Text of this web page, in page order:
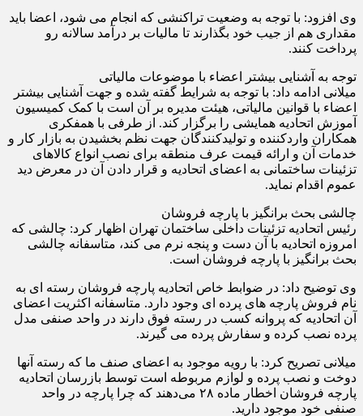
وی افزود: با توجه به وضعیت تراکنشی که انجام می شود، اعضا باید
مقداری هم از جیب خود بگذارند تا مالیات بر درآمد سالانه رو
پرداخت کنند.
توجه به آشنایی بیشتر اعضاء با موضوعات مالیاتی
میلانی ادامه داد: با توجه به شرایط گفته شده و جهت آشنایی بیشتر
اعضاء با قوانین مالیاتی، هیئت مدیره بر آن است با کمک کمیسیون
آموزش اتحادیه همایشی را برگزار کند. از طرفی با همفکری
همکاران واردکننده ‌و تولیدکنندگان جهت نظم بخشیدن به بازار کار ‌و
خدمات آن و ارائه قیمت عرف منطقه برای نصب انواع کالاهای
تزئینات ساختمانی به اعضای اتحادیه و قرار دادن آن در معرض دید
عموم اقدام نماید.
چالشی بحث برانگیز با پارچه فروشان
رئیس اتحادیه تزئینات داخلی ساختمان تهران اظهار کرد: چالشی که
امروزه اتحادیه با آن دست و پنجه نرم می کند، متاسفانه چالشی
بحث برانگیز با پارچه فروشان است.
وی توضیح داد: در ضوابط خاص اتحادیه پارچه فروشان رسته ای به
نام فروش پارچه های پرده ای وجود دارد. متاسفانه اکثریت اعضای
آن اتحادیه که پروانه کسب در رسته فوق دارند در واحد صنفی مدل
پرده نصب کرده و سفارش پرده می گیرند.
میلانی تصریح کرد: با رویه موجود به اعضای صنف ما که رسته آنها
دوخت و نصب پرده و لوازم مربوطه است توسط بازرسان اتحادیه
پارچه فروشان اخطار ماده ۲۸ می‌دهند که چرا پارچه در واحد
صنفی خود موجود دارید.